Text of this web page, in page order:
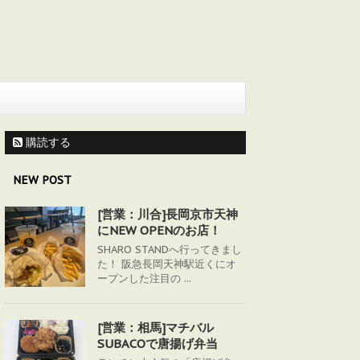
購読する
NEW POST
[営業：川合]長岡京市天神
にNEW OPENのお店！
SHARO STANDへ行ってきまし
た！ 阪急長岡天神駅近くにオ
ープンした注目の ...
[営業：相馬]マチバル
SUBACOで唐揚げ弁当